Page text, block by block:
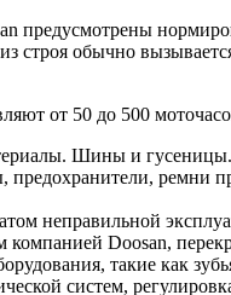
предусмотрены
строя обычно
от 50 до 500
Шины и
предохранители, ремни
неправильной
Doosan,
такие как
систем,